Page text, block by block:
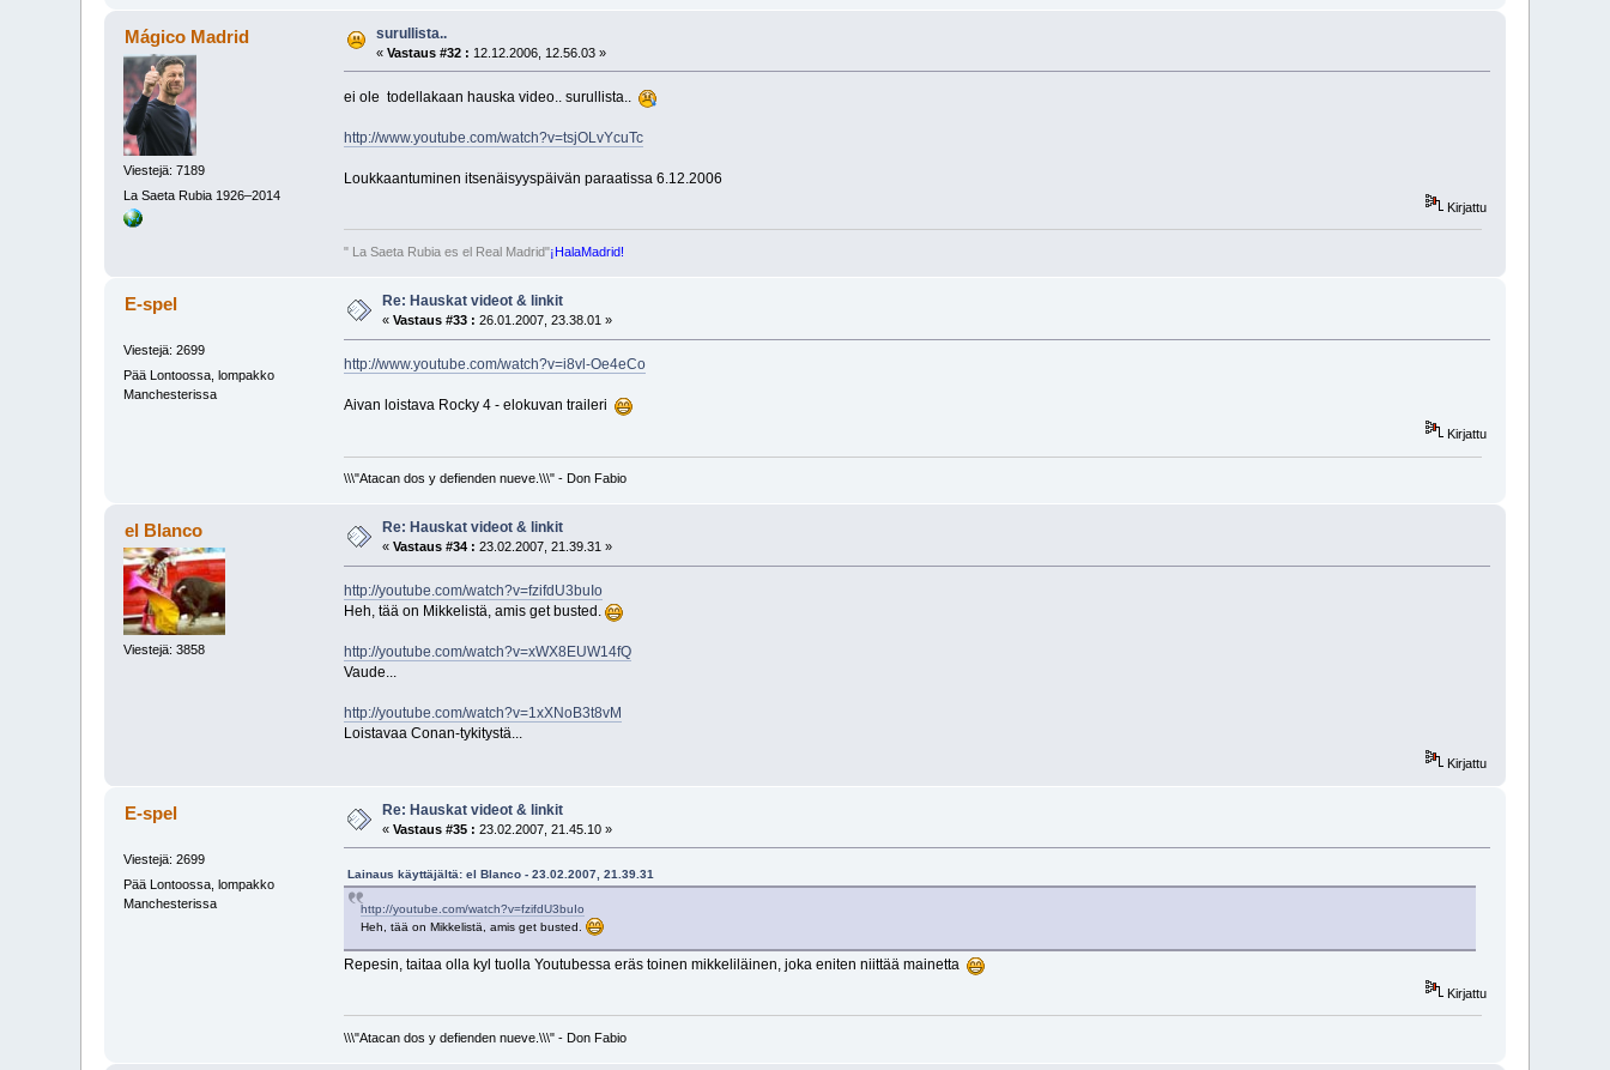
Mágico Madrid
Viestejä: 7189
La Saeta Rubia 1926–2014
surullista..
«Vastaus #32 : 12.12.2006, 12.56.03 »
ei ole todellakaan hauska video.. surullista..
http://www.youtube.com/watch?v=tsjOLvYcuTc
Loukkaantuminen itsenäisyyspäivän paraatissa 6.12.2006
Kirjattu
" La Saeta Rubia es el Real Madrid"¡HalaMadrid!
E-spel
Viestejä: 2699
Pää Lontoossa, lompakko
Manchesterissa
Re: Hauskat videot & linkit
«Vastaus #33 : 26.01.2007, 23.38.01 »
http://www.youtube.com/watch?v=i8vl-Oe4eCo
Aivan loistava Rocky 4 - elokuvan traileri
Kirjattu
\\\"Atacan dos y defienden nueve.\\\" - Don Fabio
el Blanco
Viestejä: 3858
Re: Hauskat videot & linkit
«Vastaus #34 : 23.02.2007, 21.39.31 »
http://youtube.com/watch?v=fzifdU3buIo
Heh, tää on Mikkelistä, amis get busted.
http://youtube.com/watch?v=xWX8EUW14fQ
Vaude...
http://youtube.com/watch?v=1xXNoB3t8vM
Loistavaa Conan-tykitystä...
Kirjattu
E-spel
Viestejä: 2699
Pää Lontoossa, lompakko
Manchesterissa
Re: Hauskat videot & linkit
«Vastaus #35 : 23.02.2007, 21.45.10 »
Lainaus käyttäjältä: el Blanco - 23.02.2007, 21.39.31
http://youtube.com/watch?v=fzifdU3buIo
Heh, tää on Mikkelistä, amis get busted.
Repesin, taitaa olla kyl tuolla Youtubessa eräs toinen mikkeliläinen, joka eniten niittää mainetta
Kirjattu
\\\"Atacan dos y defienden nueve.\\\" - Don Fabio